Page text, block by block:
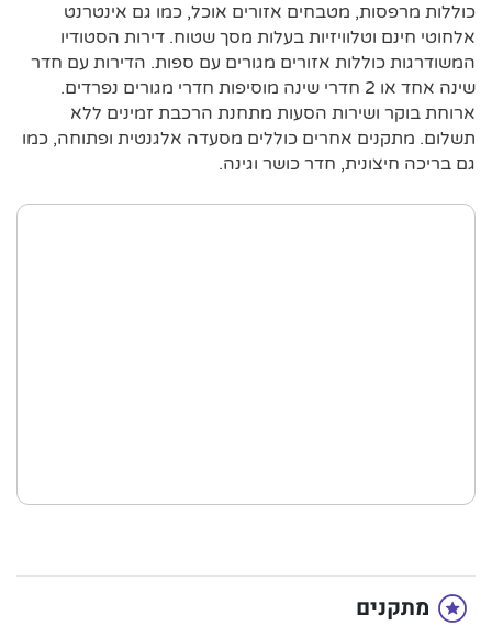
כוללות מרפסות, מטבחים אזורים אוכל, כמו גם אינטרנט
אלחוטי חינם וטלוויזיות בעלות מסך שטוח. דירות הסטודיו
המשודרגות כוללות אזורים מגורים עם ספות. הדירות עם חדר
שינה אחד או 2 חדרי שינה מוסיפות חדרי מגורים נפרדים.
ארוחת בוקר ושירות הסעות מתחנת הרכבת זמינים ללא
תשלום. מתקנים אחרים כוללים מסעדה אלגנטית ופתוחה, כמו
גם בריכה חיצונית, חדר כושר וגינה.
מתקנים